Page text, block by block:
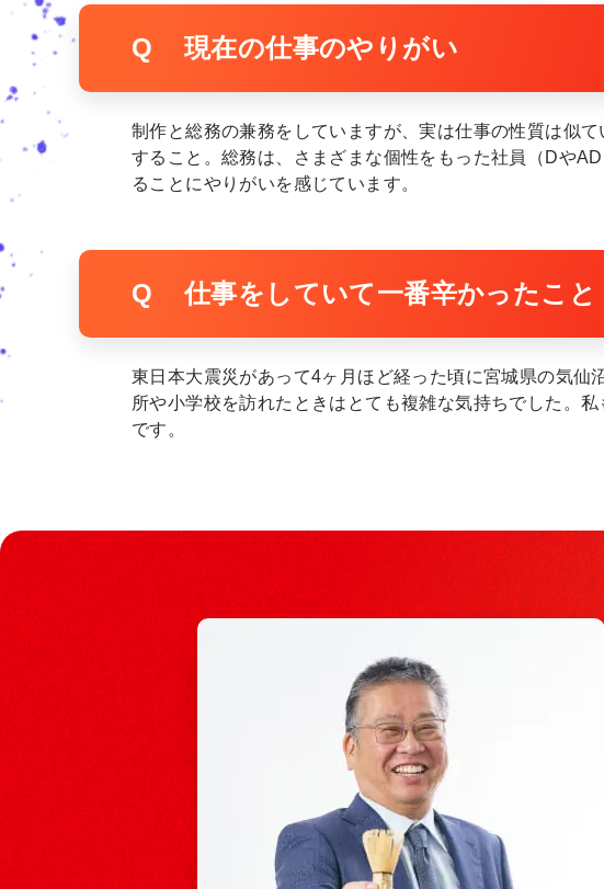
Q 現在の仕事のやりがい
制作と総務の兼務をしていますが、実は仕事の性質は似
すること。総務は、さまざまな個性をもった社員（Dや
ることにやりがいを感じています。
Q 仕事をしていて一番辛かったこと
東日本大震災があって4ヶ月ほど経った頃に宮城県の気
所や小学校を訪れたときはとても複雑な気持ちでした。
です。